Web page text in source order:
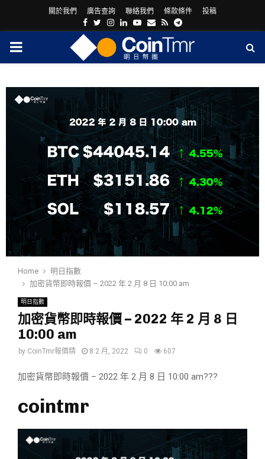
關於我們 廣告查詢 聯絡我們 條款條件 投稿
Facebook
Twitter
Instagram
LinkedinYoutube
Email
RssTelegram
PRIMARY
Home
明日指數
加密貨幣即時報價 – 2022 年 2 月 8 日 10:00 am
明日指數
加密貨幣即時報價 – 2022 年 2 月 8 日
10:00 am
by CoinTmr報價精 8 2 月, 2022 0 607
加密貨幣即時報價 – 2022 年 2 月 8 日 10:00 am???
cointmr